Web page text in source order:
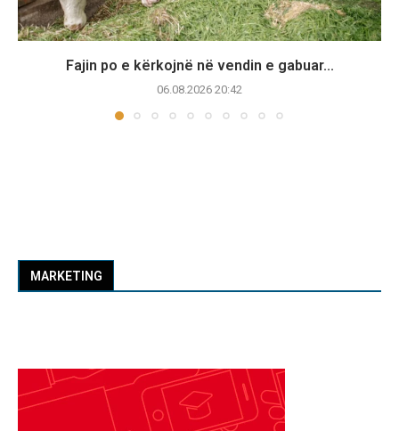
Fajin po e kërkojnë në vendin e gabuar...
06.08.2026 20:42
MARKETING